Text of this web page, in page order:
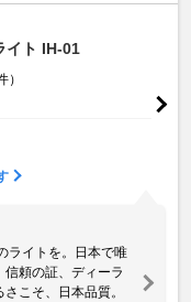
イト IH-01
）
ライトを。日本で唯
頼の証、ディーラ
こそ、日本品質。